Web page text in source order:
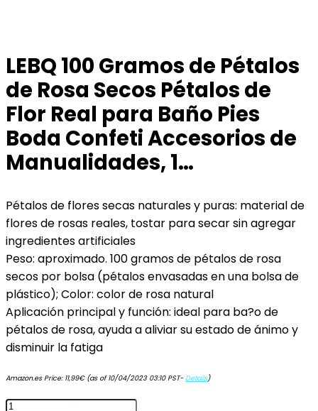
LEBQ 100 Gramos de Pétalos
de Rosa Secos Pétalos de
Flor Real para Baño Pies
Boda Confeti Accesorios de
Manualidades, 1…
Pétalos de flores secas naturales y puras: material de
flores de rosas reales, tostar para secar sin agregar
ingredientes artificiales
Peso: aproximado. 100 gramos de pétalos de rosa
secos por bolsa (pétalos envasadas en una bolsa de
plástico); Color: color de rosa natural
Aplicación principal y función: ideal para ba?o de
pétalos de rosa, ayuda a aliviar su estado de ánimo y
disminuir la fatiga
Amazon.es Price: 11,99€(as of 10/04/2023 03:10 PST-Details)
LEBQ